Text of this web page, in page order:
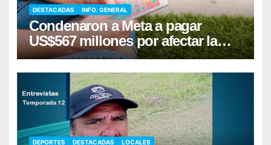
DESTACADAS INFO. GENERAL
Condenaron a Meta a pagar
US$567 millones por afectar la
salud mental de niños
DEPORTES DESTACADAS LOCALES